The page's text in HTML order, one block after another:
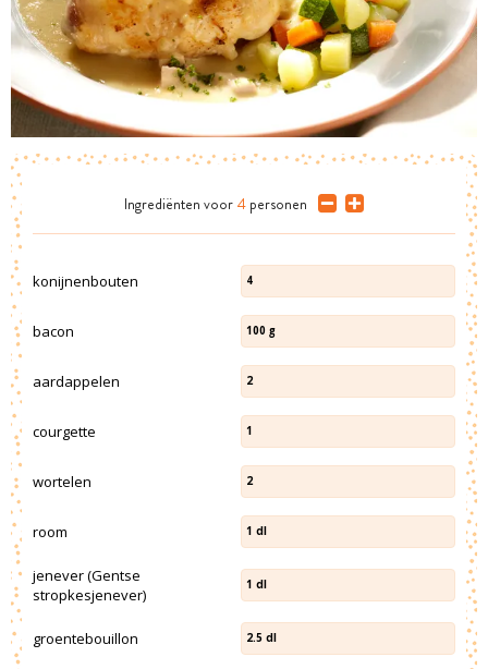
Ingrediënten voor 4 personen
konijnenbouten 4
bacon 100 g
aardappelen 2
courgette 1
wortelen 2
room 1 dl
jenever (Gentse
stropkesjenever)
1 dl
groentebouillon 2.5 dl